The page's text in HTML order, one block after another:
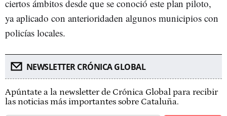
ciertos ámbitos desde que se conoció este plan piloto,
ya aplicado con anterioridaden algunos municipios con
policías locales.
NEWSLETTER CRÓNICA GLOBAL
Apúntate a la newsletter de Crónica Global para recibir
las noticias más importantes sobre Cataluña.